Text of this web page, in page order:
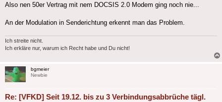
Also nen 50er Vertrag mit nem DOCSIS 2.0 Modem ging noch nie...
An der Modulation in Senderichtung erkennt man das Problem.
Ich streite nicht.
Ich erkläre nur, warum ich Recht habe und Du nicht!
bgmeier
Newbie
Re: [VFKD] Seit 19.12. bis zu 3 Verbindungsabbrüche tägl.